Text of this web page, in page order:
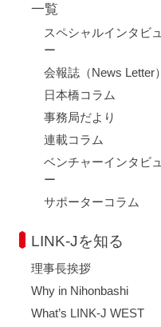
一覧
スペシャルインタビュ
ー
会報誌（News Letter）
日本橋コラム
事務局だより
連載コラム
ベンチャーインタビュ
ー
サポーターコラム
LINK-Jを知る
理事長挨拶
Why in Nihonbashi
What’s LINK-J WEST